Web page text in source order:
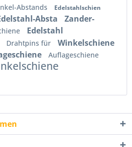
Abstands Edelstahlschien
Absta
Zander-
Edelstahl
Drahtpins für Winkelschiene
Auflageschiene